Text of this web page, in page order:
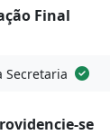
Final
Secretaria
se